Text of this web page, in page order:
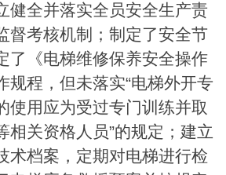
健全并落实全员安全生产责
督考核机制；制定了安全节
了《电梯维修保养安全操作
规程，但未落实“电梯外开专
使用应为受过专门训练并取
相关资格人员”的规定；建立
术档案，定期对电梯进行检